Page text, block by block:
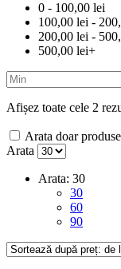
0 - 100,00 lei
100,00 lei -
200,00 lei -
500,00 lei+
Afișez toate cele 2
Arata doar
Arata
Arata: 30
30
60
90